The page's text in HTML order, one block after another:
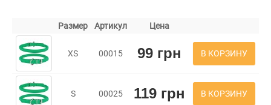
Размер Артикул Цена
XS 00015 99 грн В КОРЗИНУ
S 00025 119 грн В КОРЗИНУ